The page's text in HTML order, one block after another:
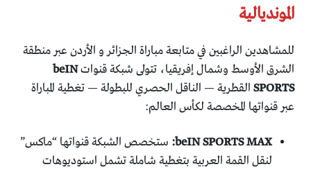
المونديالية
​للمشاهدين الراغبين في متابعة مباراة الجزائر و الأردن عبر منطقة
الشرق الأوسط وشمال إفريقيا، تتولى شبكة قنواتbeIN
SPORTS القطرية — الناقل الحصري للبطولة — تغطية المباراة
عبر قنواتها المخصصة لكأس العالم:
beIN SPORTS MAX: ستخصص الشبكة قنواتها “ماكس”
لنقل القمة العربية بتغطية شاملة تشمل استوديوهات